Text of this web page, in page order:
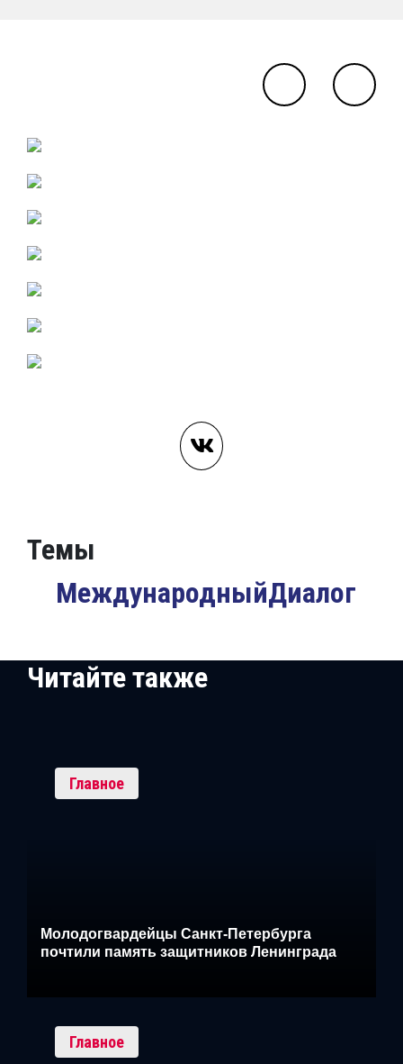
Темы
МеждународныйДиалог
Читайте также
Главное
Молодогвардейцы Санкт-Петербурга
почтили память защитников Ленинграда
Главное